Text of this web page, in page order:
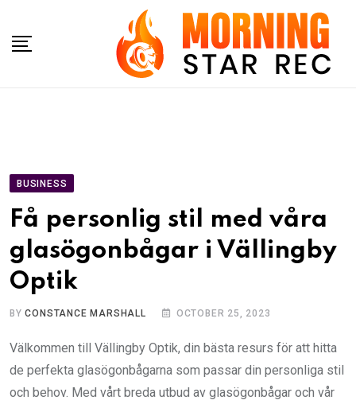
content
BUSINESS
Få personlig stil med våra
glasögonbågar i Vällingby
Optik
BYCONSTANCE MARSHALL OCTOBER 25, 2023
Välkommen till Vällingby Optik, din bästa resurs för att hitta
de perfekta glasögonbågarna som passar din personliga stil
och behov. Med vårt breda utbud av glasögonbågar och vår